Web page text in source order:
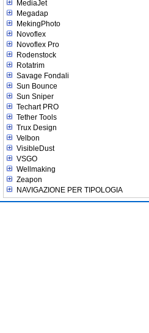
MediaJet
Megadap
MekingPhoto
Novoflex
Novoflex Pro
Rodenstock
Rotatrim
Savage Fondali
Sun Bounce
Sun Sniper
Techart PRO
Tether Tools
Trux Design
Velbon
VisibleDust
VSGO
Wellmaking
Zeapon
NAVIGAZIONE PER TIPOLOGIA